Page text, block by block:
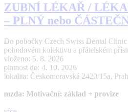
ZUBNÍ LÉKAŘ /
– PLNÝ nebo
Do pobočky Czech Swiss Dental
pohodovém kolektivu a přátelském
vloženo: 5. 8. 2026
platnost do: 4. 10. 2026
lokalita: Českomoravská 2420/15a,
mzda: Motivační: základ + provize